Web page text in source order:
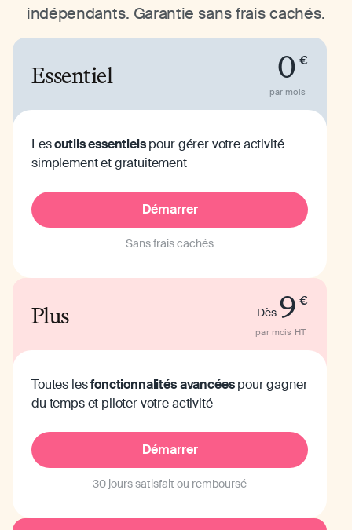
indépendants. Garantie sans frais cachés.
Essentiel 0 €
par mois
Lesoutils essentielspour gérer votre activité
simplement et gratuitement
Démarrer
Sans frais cachés
Plus Dès 9 €
par mois HT
Toutes lesfonctionnalités avancéespour gagner
du temps et piloter votre activité
Démarrer
30 jours satisfait ou remboursé